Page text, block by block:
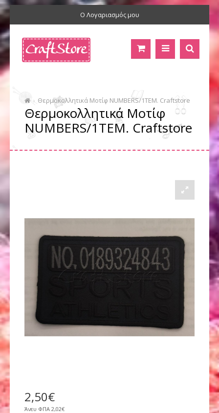
Ο Λογαριασμός μου
Θερμοκολλητικά Moτίφ NUMBERS/1ΤΕΜ. Craftstore
Θερμοκολλητικά Moτίφ
NUMBERS/1ΤΕΜ. Craftstore
2,50€
Άνευ ΦΠΑ 2,02€